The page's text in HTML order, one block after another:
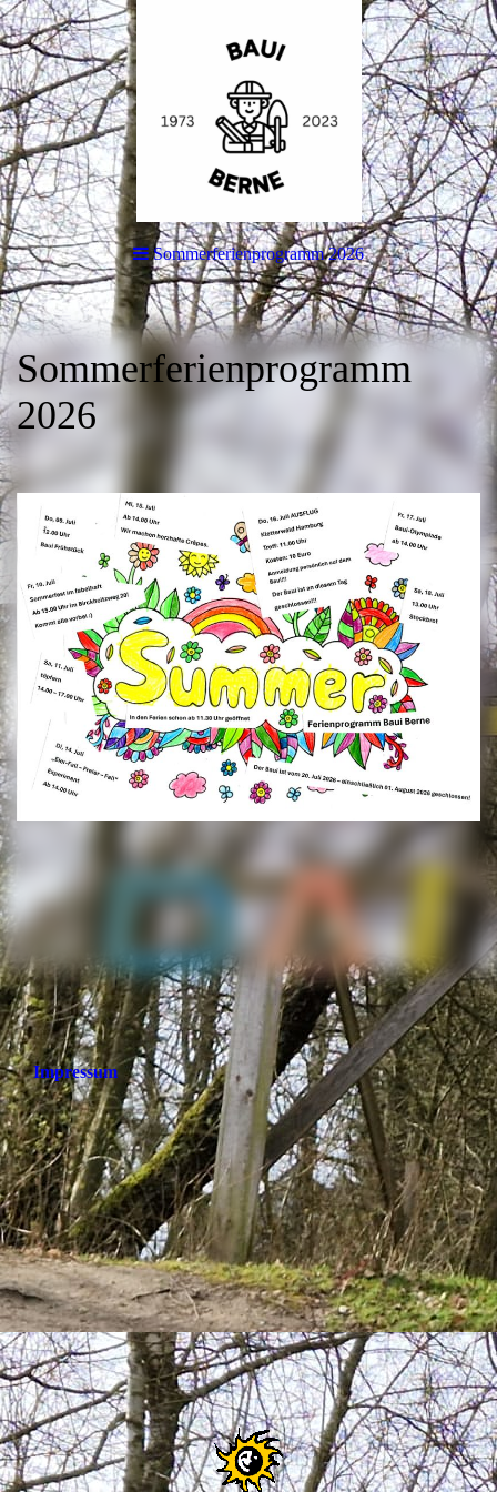
Sommerferienprogramm 2026
Sommerferienprogramm
2026
Impressum